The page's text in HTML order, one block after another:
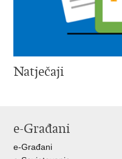
Natječaji
e-Građani
e-Građani